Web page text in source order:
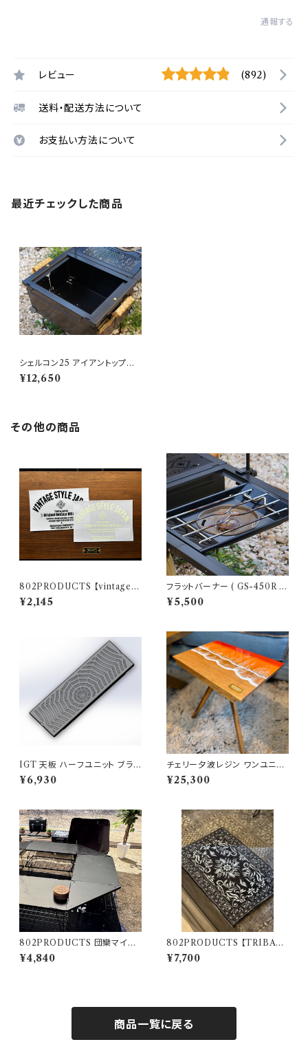
通報する
レビュー (892)
送料・配送方法について
お支払い方法について
最近チェックした商品
シェルコン25 アイアントップフ
レーム 天板 ブラック スノーピー
ク
¥12,650
その他の商品
802PRODUCTS 【vintage B
ICASA LOGO】 カッティングス
テッカー
¥2,145
フラットバーナー ( GS-450R )
ブラック塗装 カスタム SnowPe
ak スノーピーク
¥5,500
IGT 天板 ハーフユニット ブラッ
クアイアン【 スパイダー 】アイア
ングリルテーブル Snow Peak
¥6,930
チェリー夕波レジン ワンユニッ
ト天板 802PRODUCTS
¥25,300
802PRODUCTS 団欒マイス
ター TRIANGLEコーナー フィ
ールドラック
¥4,840
802PRODUCTS 【TRIBAL
NAIN 】 BK ブラック アクセン
トラグ 47×74cm 玄関マット
¥7,700
商品一覧に戻る